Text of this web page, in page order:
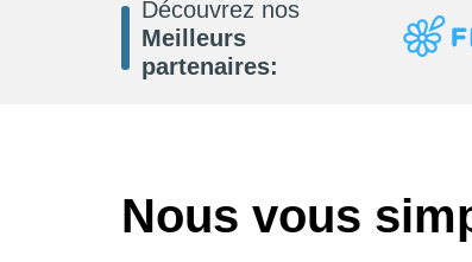
Découvrez nos
Meilleurs
partenaires:
Nous vous